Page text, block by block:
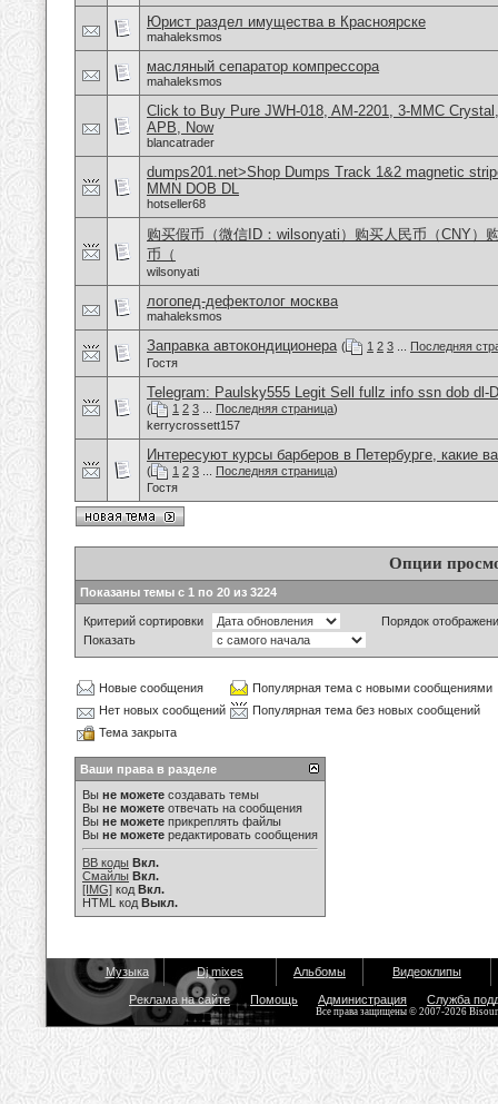
Юрист раздел имущества в Красноярске
mahaleksmos
масляный сепаратор компрессора
mahaleksmos
Click to Buy Pure JWH-018, AM-2201, 3-MMC
APB, Now
blancatrader
dumps201.net>Shop Dumps Track 1&2 magnetic
MMN DOB DL
hotseller68
购买假币（微信ID：wilsonyati）购买人民币（CNY）
币（
wilsonyati
логопед-дефектолог москва
mahaleksmos
Заправка автокондиционера ( 1 2 3
Последняя
Гостя
Telegram: Paulsky555 Legit Sell fullz info ssn dob dl-
( 1 2 3 Последняя страница)
kerrycrossett157
Интересуют курсы барберов в Петербурге, какие
( 1 2 3 Последняя страница)
Гостя
Опции
Показаны темы с 1 по 20 из 3224
Критерий сортировки
Порядок
Показать
Новые сообщения
Популярная тема с новыми сообщениями
Нет новых сообщений
Популярная тема без новых сообщений
Тема закрыта
Ваши права в разделе
Вы не можете создавать темы
Вы не можете отвечать на сообщения
Вы не можете прикреплять файлы
Вы не можете редактировать сообщения
BB коды Вкл.
Смайлы Вкл.
[IMG] код Вкл.
HTML код Выкл.
Музыка Dj mixes Альбомы Видеоклипы
Реклама на сайте Помощь Администрация Служба
Все права защищены © 2007-2026